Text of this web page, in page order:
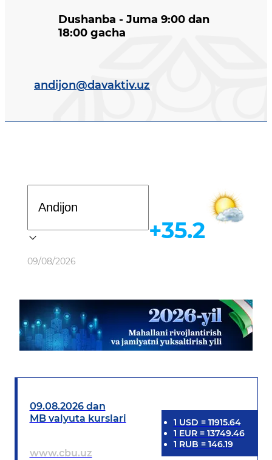
Dushanba - Juma 9:00 dan
18:00 gacha
andijon@davaktiv.uz
Ob-havo
09/08/2026
+35.2
09.08.2026 dan
MB valyuta kurslari
www.cbu.uz
1 USD = 11915.64
1 EUR= 13749.46
1 RUB = 146.19